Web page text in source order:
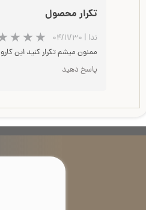
تکرار محصول
ندا | ۰۴/۱۱/۳۰
ممنون میشم تکرار کنید این کارو
پاسخ دهید